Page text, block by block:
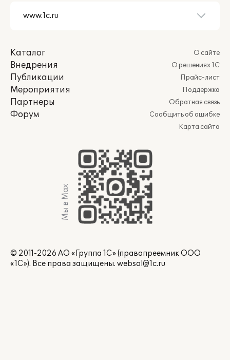
Каталог
Внедрения
Публикации
Мероприятия
Партнеры
Форум
О сайте
О решениях 1С
Прайс-лист
Поддержка
Обратная связь
Сообщить об ошибке
Карта сайта
Мы в Max
© 2011-2026 АО «Группа 1С» (правопреемник ООО
«1С»). Все права защищены. websol@1c.ru